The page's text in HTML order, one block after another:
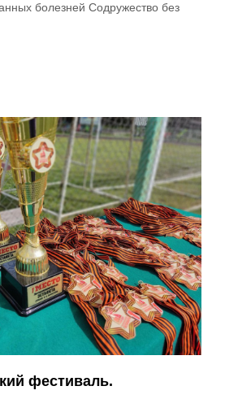
болезней Содружество без
фестиваль.